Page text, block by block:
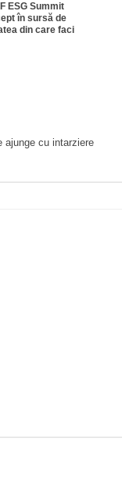
ESG Summit
în sursă de
din care faci
ajunge cu intarziere